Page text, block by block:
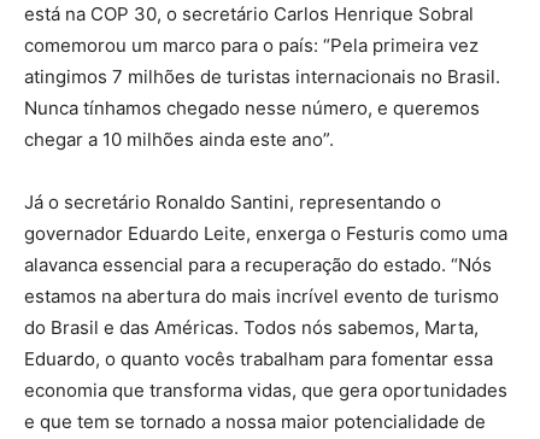
está na COP 30, o secretário Carlos Henrique Sobral
comemorou um marco para o país: “Pela primeira vez
atingimos 7 milhões de turistas internacionais no Brasil.
Nunca tínhamos chegado nesse número, e queremos
chegar a 10 milhões ainda este ano”.
Já o secretário Ronaldo Santini, representando o
governador Eduardo Leite, enxerga o Festuris como uma
alavanca essencial para a recuperação do estado. “Nós
estamos na abertura do mais incrível evento de turismo
do Brasil e das Américas. Todos nós sabemos, Marta,
Eduardo, o quanto vocês trabalham para fomentar essa
economia que transforma vidas, que gera oportunidades
e que tem se tornado a nossa maior potencialidade de